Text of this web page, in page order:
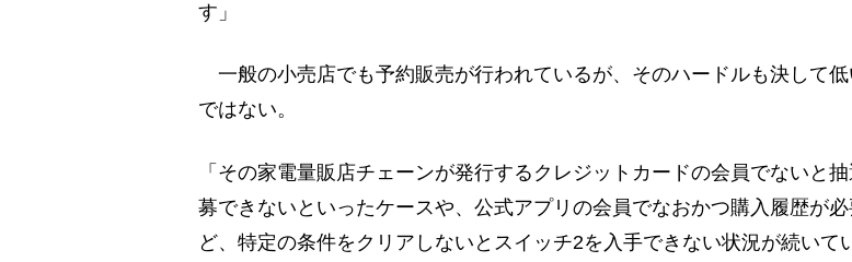
す」
一般の小売店でも予約販売が行われているが、そのハードルも決して
ではない。
「その家電量販店チェーンが発行するクレジットカードの会員でないと
募できないといったケースや、公式アプリの会員でなおかつ購入履歴が必
ど、特定の条件をクリアしないとスイッチ2を入手できない状況が続いて